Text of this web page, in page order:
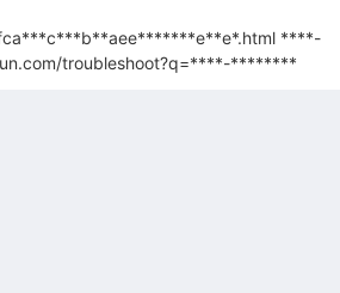
****-
troubleshoot?q=****-********